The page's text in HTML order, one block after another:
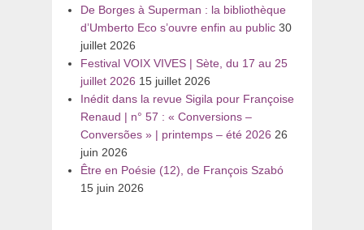
De Borges à Superman : la bibliothèque
d’Umberto Eco s’ouvre enfin au public 30
juillet 2026
Festival VOIX VIVES | Sète, du 17 au 25
juillet 2026 15 juillet 2026
Inédit dans la revue Sigila pour Françoise
Renaud | n° 57 : « Conversions –
Conversões » | printemps – été 2026 26
juin 2026
Être en Poésie (12), de François Szabó
15 juin 2026